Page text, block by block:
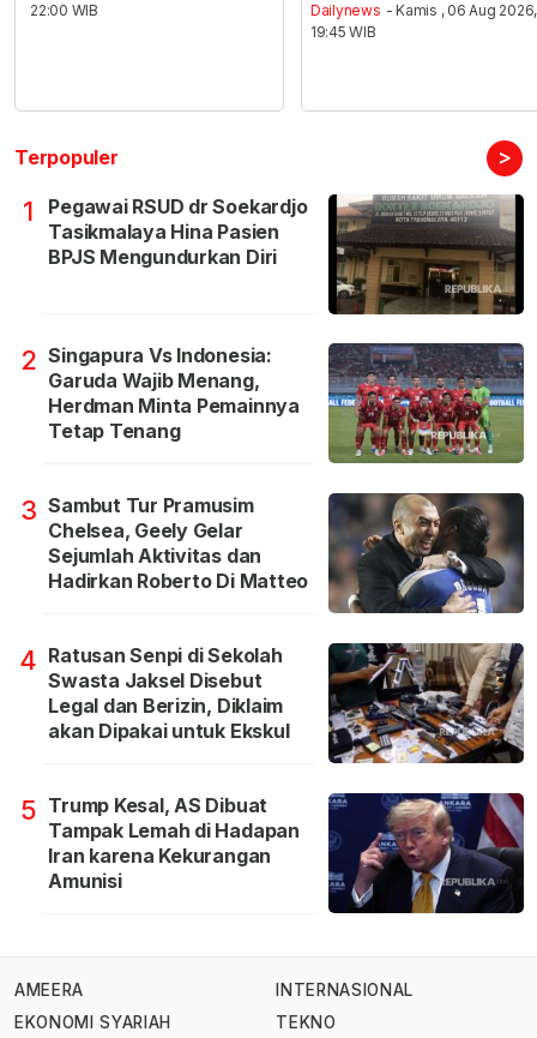
22:00 WIB
Dailynews - Kamis , 06 Aug 2026,
19:45 WIB
Terpopuler >
1
Pegawai RSUD dr Soekardjo
Tasikmalaya Hina Pasien
BPJS Mengundurkan Diri
2 Singapura Vs Indonesia:
Garuda Wajib Menang,
Herdman Minta Pemainnya
Tetap Tenang
3 Sambut Tur Pramusim
Chelsea, Geely Gelar
Sejumlah Aktivitas dan
Hadirkan Roberto Di Matteo
4 Ratusan Senpi di Sekolah
Swasta Jaksel Disebut
Legal dan Berizin, Diklaim
akan Dipakai untuk Ekskul
5 Trump Kesal, AS Dibuat
Tampak Lemah di Hadapan
Iran karena Kekurangan
Amunisi
AMEERA
EKONOMI SYARIAH
INTERNASIONAL
TEKNO